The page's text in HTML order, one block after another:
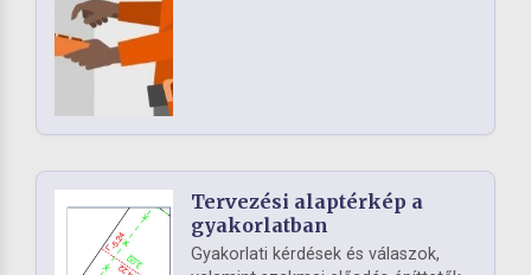
Tervezési alaptérkép a
gyakorlatban
Gyakorlati kérdések és válaszok,